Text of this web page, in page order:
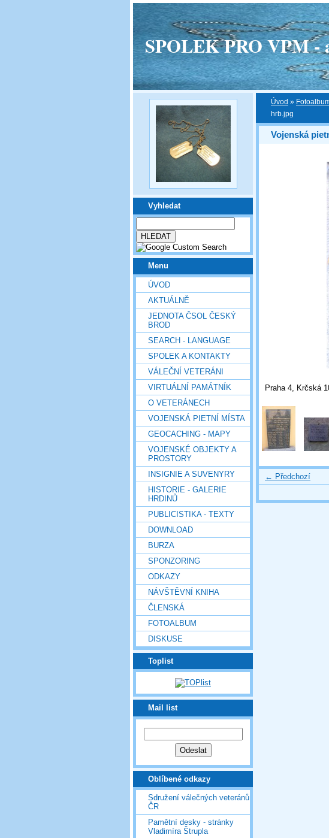
SPOLEK PRO VPM -
Vyhledat
Menu
ÚVOD
AKTUÁLNĚ
JEDNOTA ČSOL ČESKÝ
BROD
SEARCH - LANGUAGE
SPOLEK A KONTAKTY
VÁLEČNÍ VETERÁNI
VIRTUÁLNÍ PAMÁTNÍK
O VETERÁNECH
VOJENSKÁ PIETNÍ MÍSTA
GEOCACHING - MAPY
VOJENSKÉ OBJEKTY A
PROSTORY
INSIGNIE A SUVENYRY
HISTORIE - GALERIE
HRDINŮ
PUBLICISTIKA - TEXTY
DOWNLOAD
BURZA
SPONZORING
ODKAZY
NÁVŠTĚVNÍ KNIHA
ČLENSKÁ
FOTOALBUM
DISKUSE
Toplist
Mail list
Oblíbené odkazy
Sdružení válečných veteránů
ČR
Pamětní desky - stránky
Vladimíra Štrupla
Úvod »
hrb.jpg
Vojenská
Praha 4, Krčská
← Předchozí